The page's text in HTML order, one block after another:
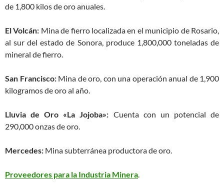
de 1,800 kilos de oro anuales.
El Volcán: Mina de fierro localizada en el municipio de Rosario,
al sur del estado de Sonora, produce 1,800,000 toneladas de
mineral de fierro.
San Francisco: Mina de oro, con una operación anual de 1,900
kilogramos de oro al año.
Lluvia de Oro «La Jojoba»: Cuenta con un potencial de
290,000 onzas de oro.
Mercedes: Mina subterránea productora de oro.
Proveedores para la Industria Minera.